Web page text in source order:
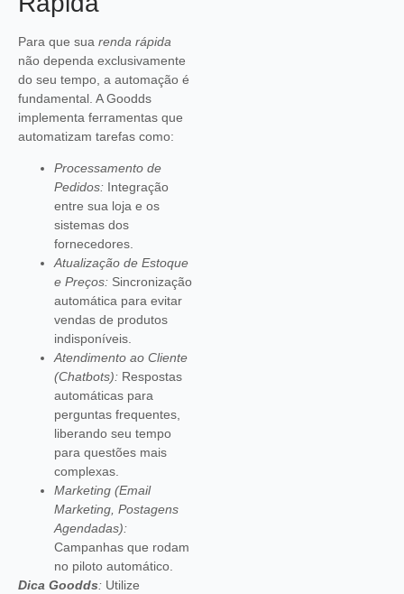
Para que sua renda rápida
não dependa exclusivamente
do seu tempo, a automação é
fundamental. A Goodds
implementa ferramentas que
automatizam tarefas como:
Processamento de
Pedidos: Integração
entre sua loja e os
sistemas dos
fornecedores.
Atualização de Estoque
e Preços: Sincronização
automática para evitar
vendas de produtos
indisponíveis.
Atendimento ao Cliente
(Chatbots): Respostas
automáticas para
perguntas frequentes,
liberando seu tempo
para questões mais
complexas.
Marketing (Email
Marketing, Postagens
Agendadas):
Campanhas que rodam
no piloto automático.
Dica Goodds: Utilize